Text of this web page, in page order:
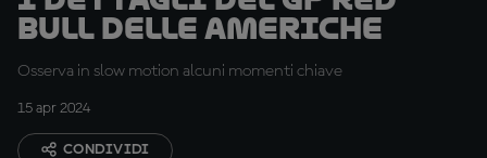
Bull delle Americhe
Osserva in slow motion alcuni momenti chiave
15 apr 2024
CONDIVIDI